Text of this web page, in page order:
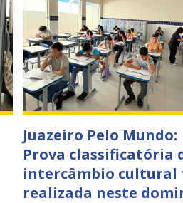
Juazeiro Pelo Mundo:
Prova classificatória
intercâmbio cultural
realizada neste